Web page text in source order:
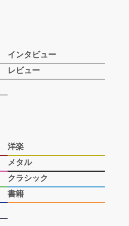
インタビュー
レビュー
洋楽
メタル
クラシック
書籍